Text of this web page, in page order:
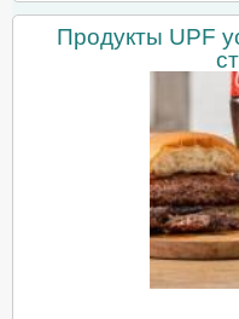
Продукты UPF